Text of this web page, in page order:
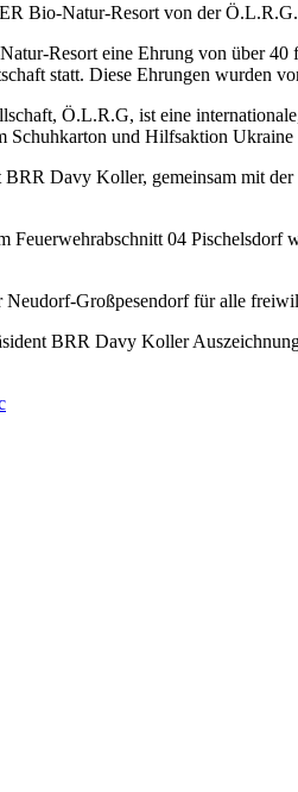
Bio-Natur-Resort von der Ö.L.R.G.
Resort eine Ehrung von über
statt. Diese Ehrungen wurden
Ö.L.R.G, ist eine
Schuhkarton und Hilfsaktion Ukraine
Davy Koller, gemeinsam mit
Feuerwehrabschnitt 04
Großpesendorf für alle
BRR Davy Koller